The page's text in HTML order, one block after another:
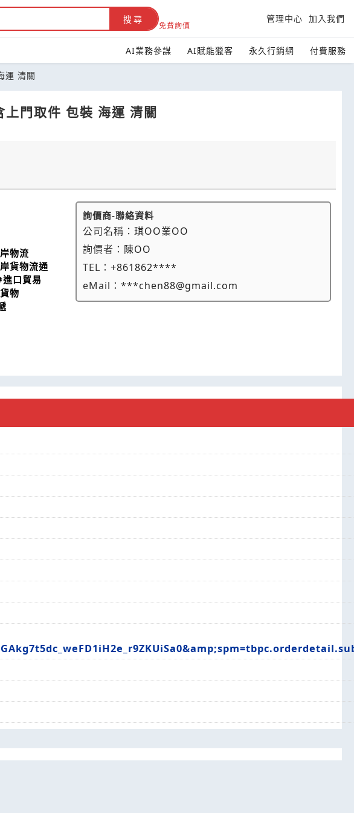
搜尋
免費詢價
管理中心 加入我們
AI業務參謀 AI賦能獵客 永久行銷網 付費服務
運 清關
門取件 包裝 海運 清關
物流
貨物流通
口貿易
物
詢價商-聯絡資料
公司名稱：琪OO業OO
詢價者： 陳OO
TEL：+861862****
eMail：***chen88@gmail.com